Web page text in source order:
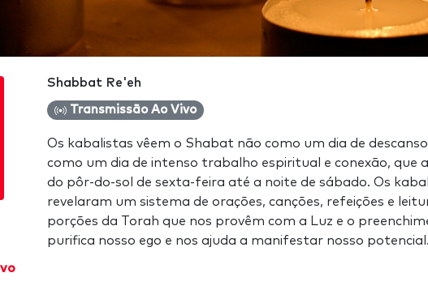
Shabbat Re'eh
Transmissão Ao Vivo
Os kabalistas vêem o Shabat não como um dia de
como um dia de intenso trabalho espiritual e conexão, que
do pôr-do-sol de sexta-feira até a noite de sábado. Os
revelaram um sistema de orações, canções, refeições e
porções da Torah que nos provêm com a Luz e o
purifica nosso ego e nos ajuda a manifestar nosso potencial.